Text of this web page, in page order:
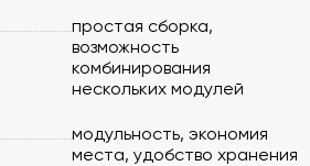
простая сборка,
возможность
комбинирования
нескольких модулей
модульность, экономия
места, удобство хранения